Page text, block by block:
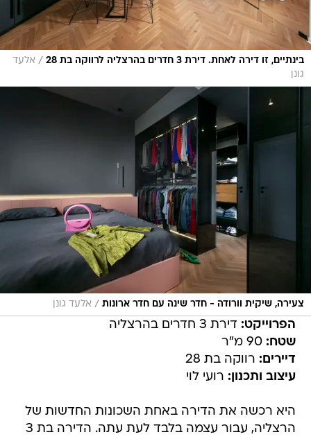
בינתיים, זו דירה לאחת. דירת 3 חדרים בהרצליה לרווקה בת 28 / אלעד
גונן
צעירה, שיקית וורודה - חדר שינה עם חדר ארונות / אלעד גונן
הפרוייקט: דירת 3 חדרים בהרצליה
שטח: 90 מ"ר
דיירים: רווקה בת 28
עיצוב ותכנון: רועי לוי
היא רכשה את הדירה באחת השכונות החדשות של
הרצליה, עבור עצמה בלבד לעת עתה. הדירה בת 3